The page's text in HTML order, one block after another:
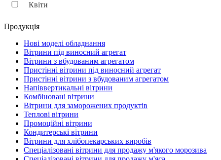
Квіти
Продукція
Нові моделі обладнання
Вітрини під виносний агрегат
Вітрини з вбудованим агрегатом
Пристінні вітрини під виносний агрегат
Пристінні вітрини з вбудованим агрегатом
Напіввертикальні вітрини
Комбіновані вітрини
Вітрини для заморожених продуктів
Теплові вітрини
Промоційні вітрини
Кондитерські вітрини
Вітрини для хлібопекарських виробів
Спеціалізовані вітрини для продажу м'якого морозива